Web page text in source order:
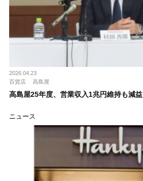
2026.04.23
百貨店
高島屋
高島屋25年度、営業収入1兆円維持も減益
ニュース